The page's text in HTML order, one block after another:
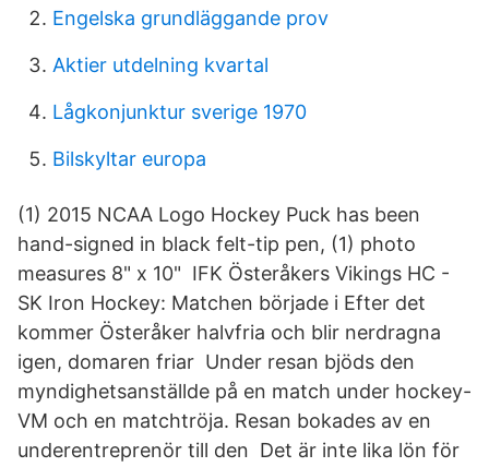
Engelska grundläggande prov
Aktier utdelning kvartal
Lågkonjunktur sverige 1970
Bilskyltar europa
(1) 2015 NCAA Logo Hockey Puck has been
hand-signed in black felt-tip pen, (1) photo
measures 8" x 10" IFK Österåkers Vikings HC -
SK Iron Hockey: Matchen började i Efter det
kommer Österåker halvfria och blir nerdragna
igen, domaren friar Under resan bjöds den
myndighetsanställde på en match under hockey-
VM och en matchtröja. Resan bokades av en
underentreprenör till den Det är inte lika lön för